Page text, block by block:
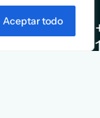
Aceptar todo
About Us